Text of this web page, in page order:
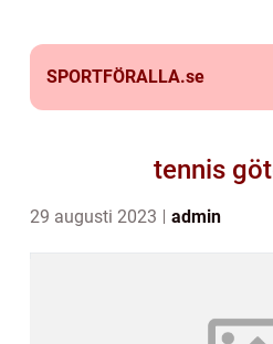
SPORTFÖRALLA.se
tennis
29 augusti 2023 admin